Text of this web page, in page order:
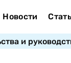
Новости
и